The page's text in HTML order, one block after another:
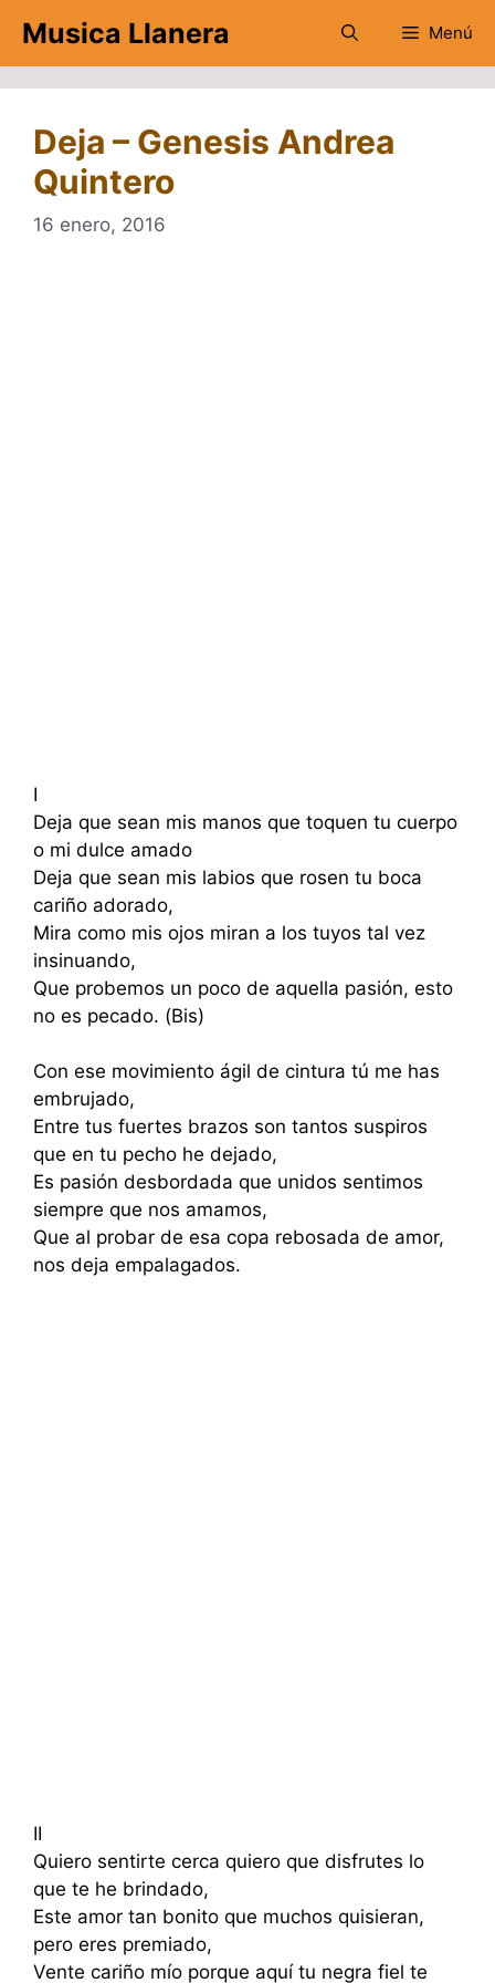
contenido
Musica Llanera Menú
Deja – Genesis Andrea
Quintero
16 enero, 2016
I
Deja que sean mis manos que toquen tu cuerpo
o mi dulce amado
Deja que sean mis labios que rosen tu boca
cariño adorado,
Mira como mis ojos miran a los tuyos tal vez
insinuando,
Que probemos un poco de aquella pasión, esto
no es pecado. (Bis)
Con ese movimiento ágil de cintura tú me has
embrujado,
Entre tus fuertes brazos son tantos suspiros
que en tu pecho he dejado,
Es pasión desbordada que unidos sentimos
siempre que nos amamos,
Que al probar de esa copa rebosada de amor,
nos deja empalagados.
II
Quiero sentirte cerca quiero que disfrutes lo
que te he brindado,
Este amor tan bonito que muchos quisieran,
pero eres premiado,
Vente cariño mío porque aquí tu negra fiel te